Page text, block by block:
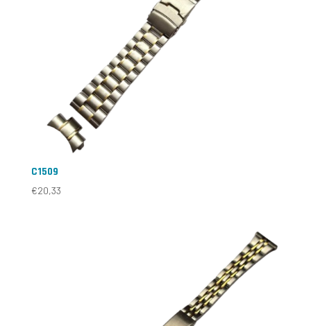
C1509
€20,33